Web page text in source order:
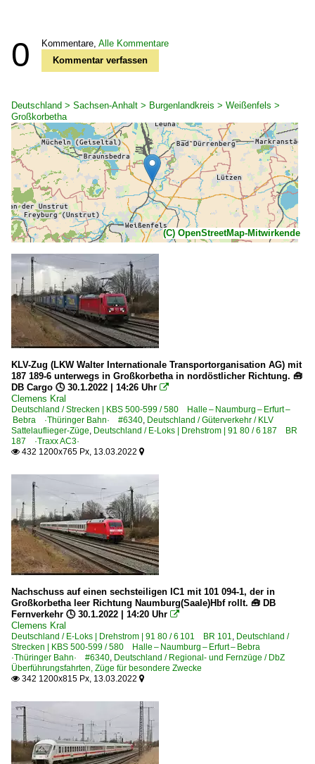
0 Kommentare, Alle Kommentare
Kommentar verfassen
Deutschland > Sachsen-Anhalt > Burgenlandkreis > Weißenfels >
Großkorbetha
(C) OpenStreetMap-Mitwirkende
KLV-Zug (LKW Walter Internationale Transportorganisation AG) mit
187 189-6 unterwegs in Großkorbetha in nordöstlicher Richtung. 🧰
DB Cargo 🕓 30.1.2022 | 14:26 Uhr 
Clemens Kral
Deutschland / Strecken | KBS 500-599 / 580 Halle – Naumburg – Erfurt –
Bebra ·Thüringer Bahn· #6340 Deutschland / Güterverkehr / KLV
Sattelauflieger-Züge Deutschland / E-Loks | Drehstrom | 91 80 / 6 187 BR
187 ·Traxx AC3·
 432 1200x765 Px, 13.03.2022 
Nachschuss auf einen sechsteiligen IC1 mit 101 094-1, der in
Großkorbetha leer Richtung Naumburg(Saale)Hbf rollt. 🧰 DB
Fernverkehr 🕓 30.1.2022 | 14:20 Uhr 
Clemens Kral
Deutschland / E-Loks | Drehstrom | 91 80 / 6 101 BR 101
Deutschland /
Strecken | KBS 500-599 / 580 Halle – Naumburg – Erfurt – Bebra
·Thüringer Bahn· #6340 Deutschland / Regional- und Fernzüge / DbZ
Überführungsfahrten, Züge für besondere Zwecke
 342 1200x815 Px, 13.03.2022 